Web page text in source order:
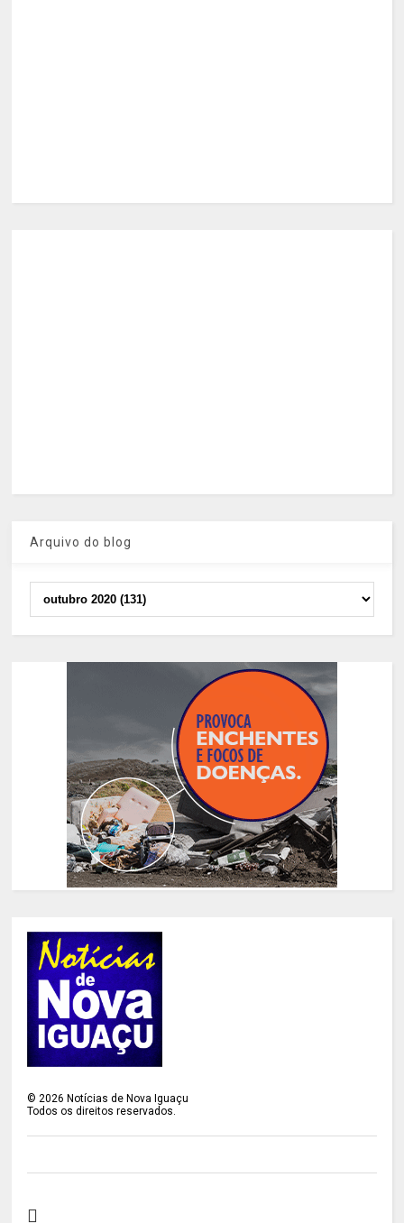
Arquivo do blog
©2026 Notícias de Nova Iguaçu
Todos os direitos reservados.